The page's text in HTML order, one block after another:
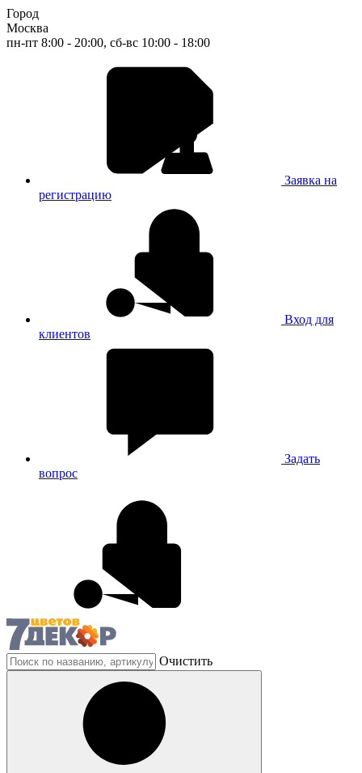
Город
Москва
пн-пт 8:00 - 20:00, сб-вс 10:00 - 18:00
Заявка на
регистрацию
Вход для
клиентов
Задать
вопрос
Очистить